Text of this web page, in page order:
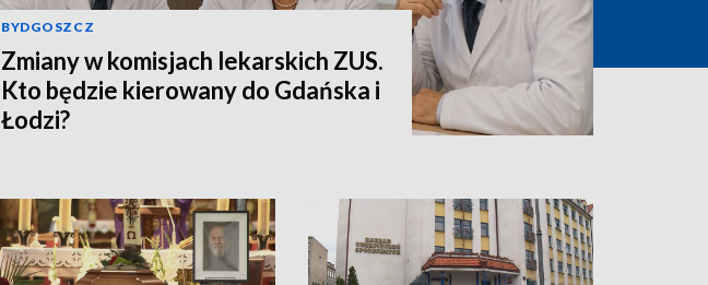
BYDGOSZCZ
Zmiany w komisjach lekarskich ZUS.
Kto będzie kierowany do Gdańska i
Łodzi?